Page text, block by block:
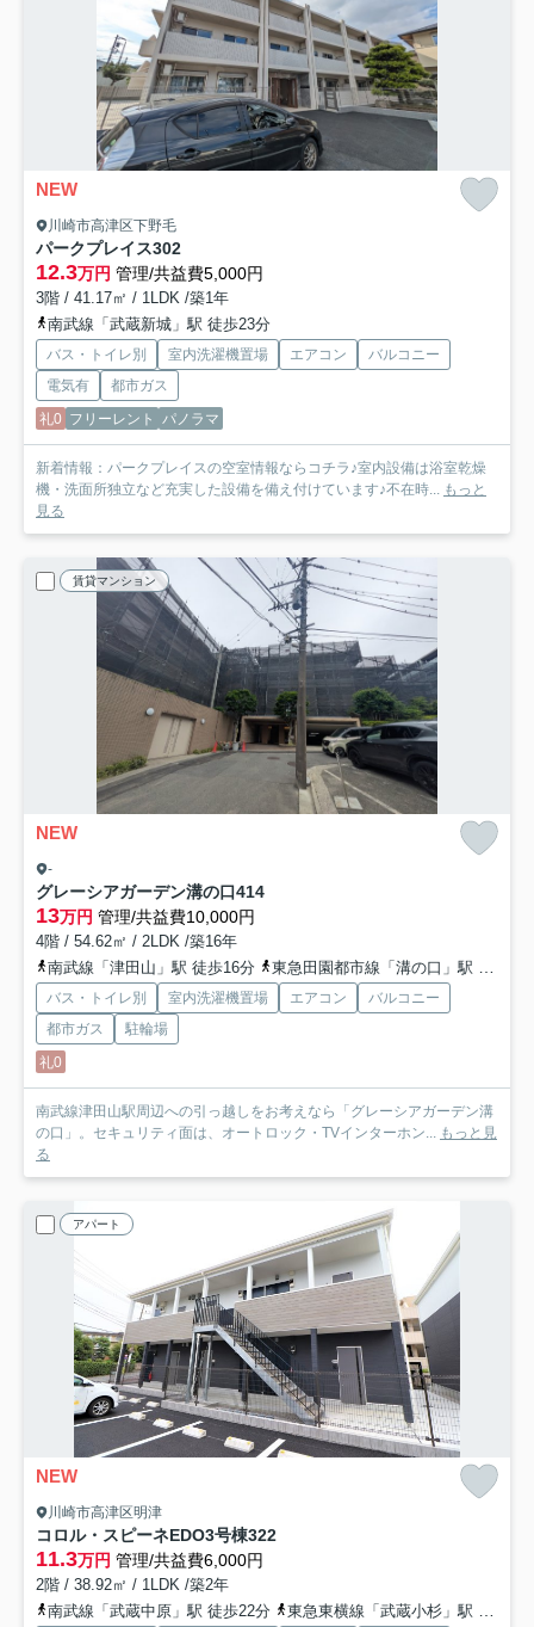
NEW
川崎市高津区下野毛
パークプレイス302
12.3万円 管理/共益費5,000円
3階 / 41.17㎡ / 1LDK /築1年
南武線「武蔵新城」駅 徒歩23分
バス・トイレ別 室内洗濯機置場 エアコン
バルコニー
電気有
都市ガス
礼0 フリーレント パノラマ
新着情報：パークプレイスの空室情報ならコチラ♪室内設備は浴室乾燥
機・洗面所独立など充実した設備を備え付けています♪不在時... もっと
見る
賃貸マンション
NEW
-
グレーシアガーデン溝の口414
13万円 管理/共益費10,000円
4階 / 54.62㎡ / 2LDK /築16年
南武線「津田山」駅 徒歩16分
東急田園都市線「溝の口」駅 バス4分 川崎市バス「上作延」 停歩5分
バス・トイレ別 室内洗濯機置場 エアコン
バルコニー
都市ガス
駐輪場
礼0
南武線津田山駅周辺への引っ越しをお考えなら「グレーシアガーデン溝
の口」。セキュリティ面は、オートロック・TVインターホン... もっと見
る
アパート
NEW
川崎市高津区明津
コロル・スピーネEDO3号棟322
11.3万円 管理/共益費6,000円
2階 / 38.92㎡ / 1LDK /築2年
南武線「武蔵中原」駅 徒歩22分
東急東横線「武蔵小杉」駅 バス17分 「明津」 停歩4分